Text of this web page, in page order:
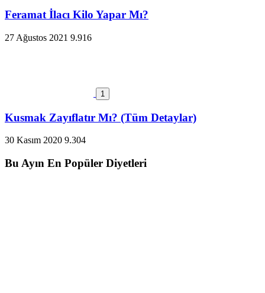
Feramat İlacı Kilo Yapar Mı?
27 Ağustos 2021 9.916
1
Kusmak Zayıflatır Mı? (Tüm Detaylar)
30 Kasım 2020 9.304
Bu Ayın En Popüler Diyetleri